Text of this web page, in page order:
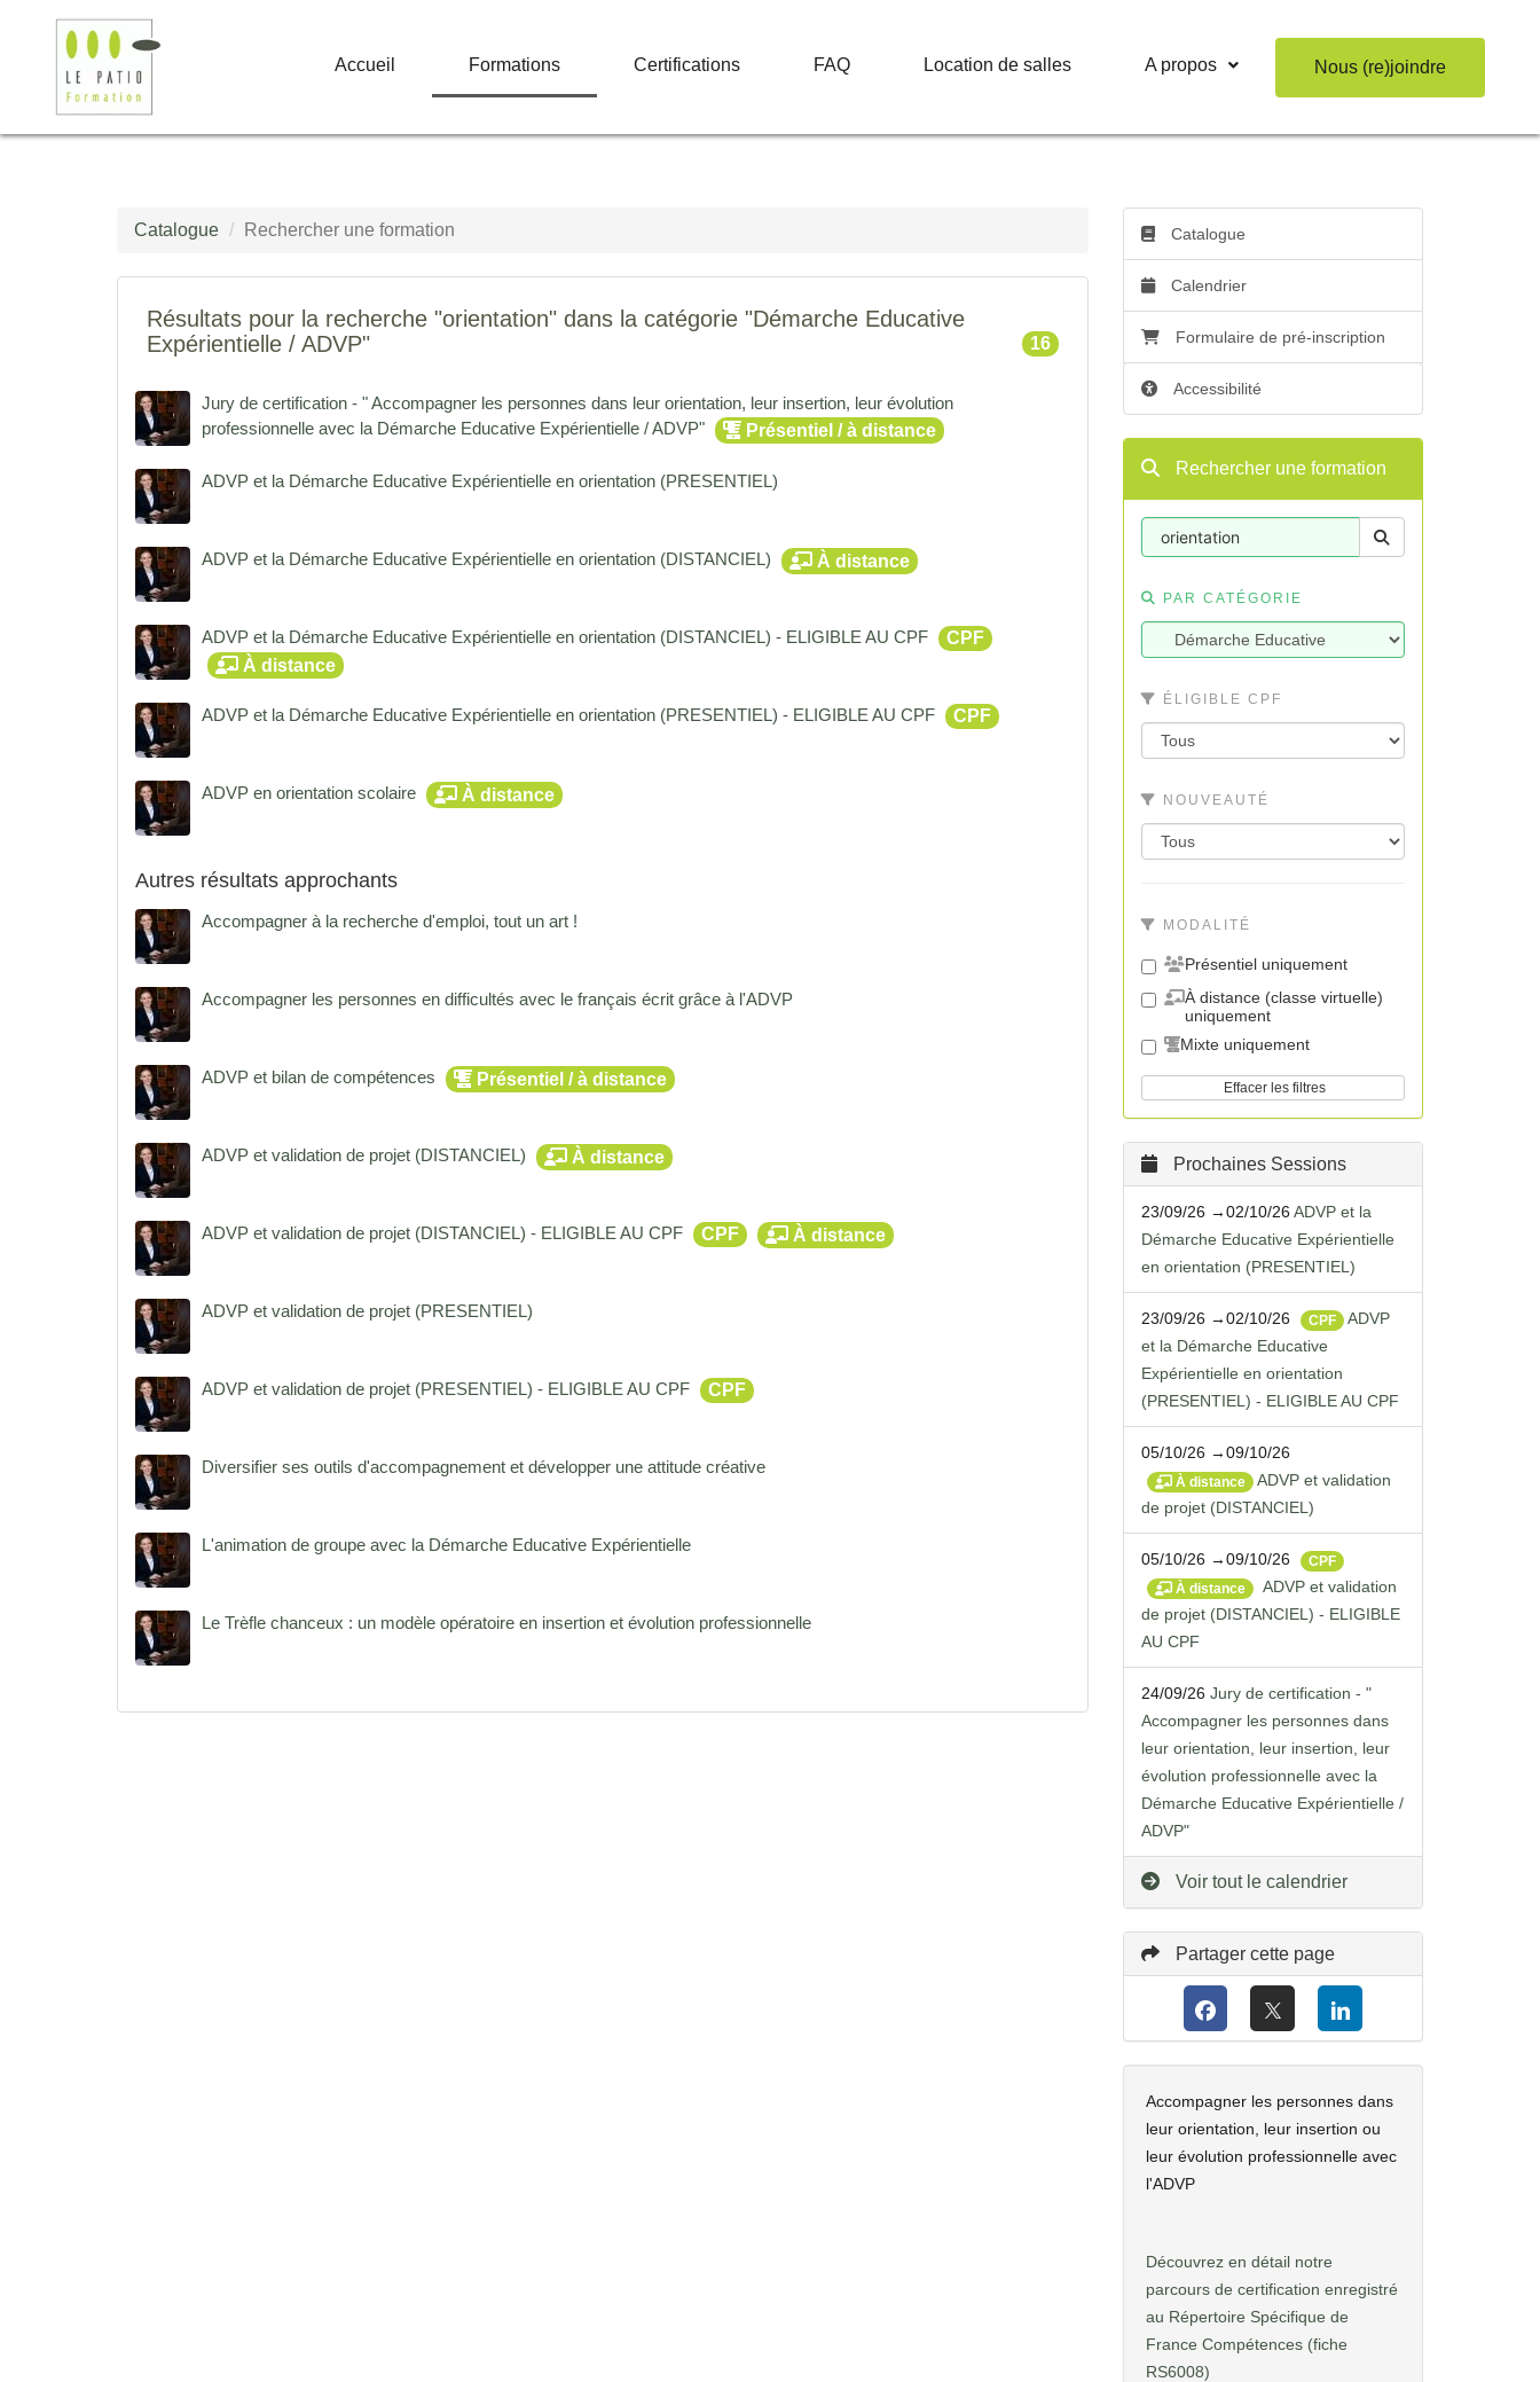
Accueil Formations Certifications FAQ Location de salles A propos Nous (re)joindre
Catalogue Rechercher une formation
Résultats pour la recherche "orientation" dans la catégorie "Démarche Educative
Expérientielle / ADVP"
16
Jury de certification - " Accompagner les personnes dans leur orientation, leur insertion, leur évolution
professionnelle avec la Démarche Educative Expérientielle / ADVP"
Présentiel / à distance
ADVP et la Démarche Educative Expérientielle en orientation (PRESENTIEL)
ADVP et la Démarche Educative Expérientielle en orientation (DISTANCIEL) À distance
ADVP et la Démarche Educative Expérientielle en orientation (DISTANCIEL) - ELIGIBLE AU CPF
CPF
À distance
ADVP et la Démarche Educative Expérientielle en orientation (PRESENTIEL) - ELIGIBLE AU CPF CPF
ADVP en orientation scolaire À distance
Autres résultats approchants
Accompagner à la recherche d'emploi, tout un art !
Accompagner les personnes en difficultés avec le français écrit grâce à l'ADVP
ADVP et bilan de compétences Présentiel / à distance
ADVP et validation de projet (DISTANCIEL) À distance
ADVP et validation de projet (DISTANCIEL) - ELIGIBLE AU CPF CPF À distance
ADVP et validation de projet (PRESENTIEL)
ADVP et validation de projet (PRESENTIEL) - ELIGIBLE AU CPF CPF
Diversifier ses outils d'accompagnement et développer une attitude créative
L'animation de groupe avec la Démarche Educative Expérientielle
Le Trèfle chanceux : un modèle opératoire en insertion et évolution professionnelle
Catalogue
Calendrier
Formulaire de pré-inscription
Accessibilité
Rechercher une formation
PAR CATÉGORIE
ÉLIGIBLE CPF
NOUVEAUTÉ
MODALITÉ
Présentiel uniquement
À distance (classe virtuelle)
uniquement
Mixte uniquement
Effacer les filtres
Prochaines Sessions
23/09/26 →02/10/26 ADVP et la
Démarche Educative Expérientielle
en orientation (PRESENTIEL)
23/09/26 →02/10/26 CPF
ADVP
et la Démarche Educative
Expérientielle en orientation
(PRESENTIEL) - ELIGIBLE AU CPF
05/10/26 →09/10/26
À distance
ADVP et validation
de projet (DISTANCIEL)
05/10/26 →09/10/26
CPF
À distance
ADVP et validation
de projet (DISTANCIEL) - ELIGIBLE
AU CPF
24/09/26 Jury de certification - "
Accompagner les personnes dans
leur orientation, leur insertion, leur
évolution professionnelle avec la
Démarche Educative Expérientielle /
ADVP"
Voir tout le calendrier
Partager cette page
Accompagner les personnes dans
leur orientation, leur insertion ou
leur évolution professionnelle avec
l'ADVP
Découvrez en détail notre
parcours de certification enregistré
au Répertoire Spécifique de
France Compétences (fiche
RS6008)